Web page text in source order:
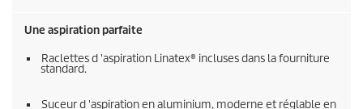
Une aspiration parfaite
Raclettes d 'aspiration Linatex® incluses dans la fourniture
standard.
Suceur d 'aspiration en aluminium, moderne et réglable en